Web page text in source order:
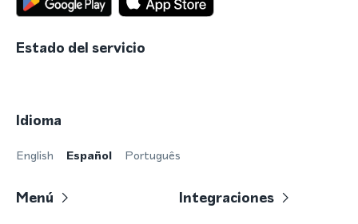
Estado del servicio
Idioma
English Español Português
Menú Integraciones